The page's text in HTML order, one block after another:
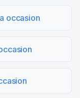
occasion